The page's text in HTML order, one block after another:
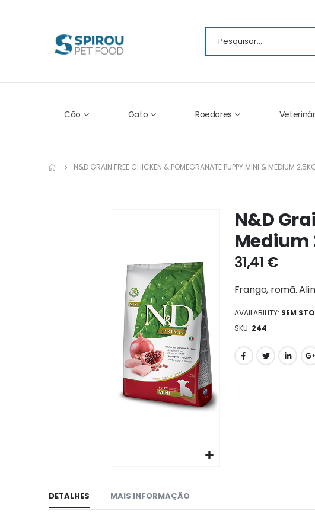
Cão Gato Roedores
N&D GRAIN FREE CHICKEN & POMEGRANATE PUPPY MINI & MEDIUM
o
início
N&D
Medium
31,41 €
Frango, romã.
AVAILABILITY: SEM
SKU 244
DETALHES MAIS INFORMAÇÃO